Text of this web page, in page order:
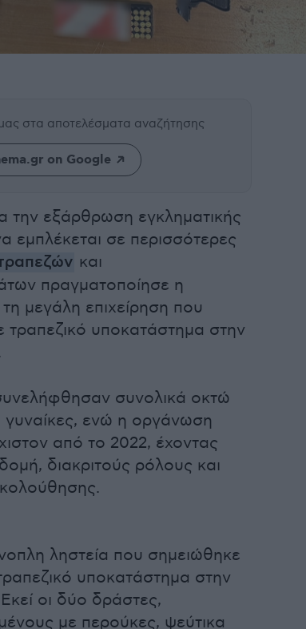
στα αποτελέσματα αναζήτησης
on Google
την εξάρθρωση εγκληματικής
σε περισσότερες
και
πραγματοποίησε η
μεγάλη επιχείρηση που
τραπεζικό υποκατάστημα στην
συνολικά οκτώ
γυναίκες, ενώ η οργάνωση
από το 2022, έχοντας
διακριτούς ρόλους και
ληστεία που σημειώθηκε
υποκατάστημα στην
οι δύο δράστες,
με περούκες, ψεύτικα